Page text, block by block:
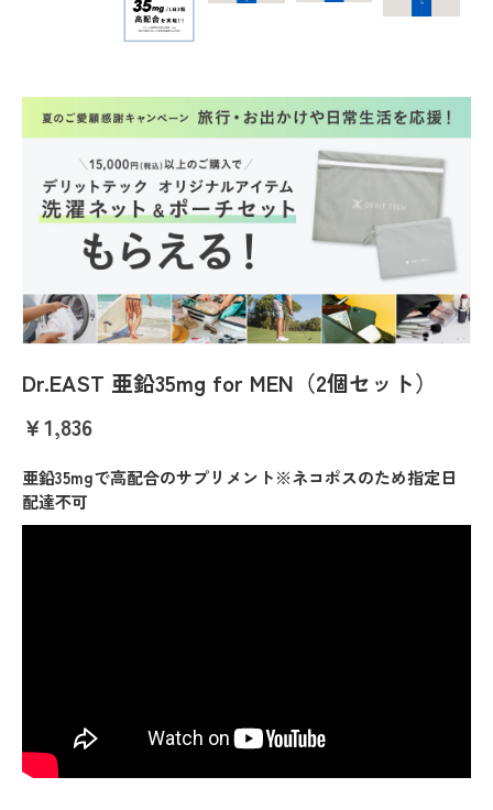
Dr.EAST 亜鉛35mg for MEN（2個セット）
亜鉛35mgで高配合のサプリメント※ネコポスのため指定日
配達不可
￥1,836